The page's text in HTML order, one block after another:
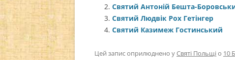
Святий Антоній Бешта-
Святий Людвік Рох Гетінгер
Святий Казимеж Гостинський
Цей запис оприлюднено уСвяті Польщіо 10